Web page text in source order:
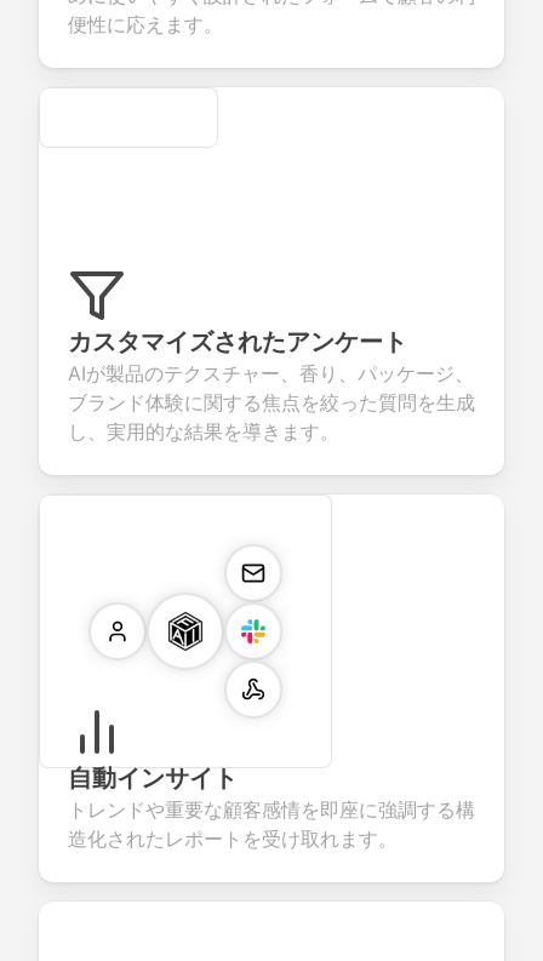
便性に応えます。
Secure
カスタマイズされたアンケート
AIが製品のテクスチャー、香り、パッケージ、
ブランド体験に関する焦点を絞った質問を生成
し、実用的な結果を導きます。
自動インサイト
トレンドや重要な顧客感情を即座に強調する構
造化されたレポートを受け取れます。